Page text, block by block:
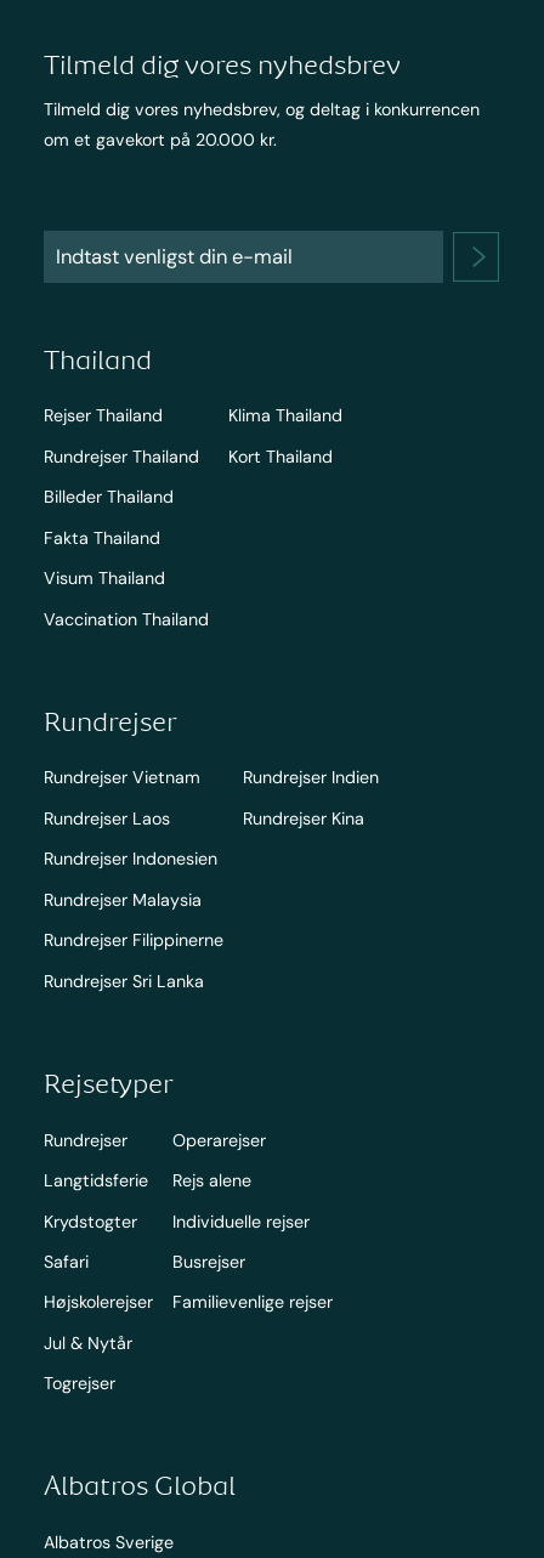
Tilmeld dig vores nyhedsbrev
Tilmeld dig vores nyhedsbrev, og deltag i konkurrencen
om et gavekort på 20.000 kr.
Thailand
Rejser Thailand
Rundrejser Thailand
Billeder Thailand
Fakta Thailand
Visum Thailand
Vaccination Thailand
Klima Thailand
Kort Thailand
Rundrejser
Rundrejser Vietnam
Rundrejser Laos
Rundrejser Indonesien
Rundrejser Malaysia
Rundrejser Filippinerne
Rundrejser Sri Lanka
Rundrejser Indien
Rundrejser Kina
Rejsetyper
Rundrejser
Langtidsferie
Krydstogter
Safari
Højskolerejser
Jul & Nytår
Togrejser
Operarejser
Rejs alene
Individuelle rejser
Busrejser
Familievenlige rejser
Albatros Global
Albatros Sverige